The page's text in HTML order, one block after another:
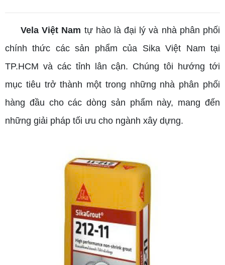
Vela Việt Nam tự hào là đại lý và nhà phân phối
chính thức các sản phẩm của Sika Việt Nam tại
TP.HCM và các tỉnh lân cận. Chúng tôi hướng tới
mục tiêu trở thành một trong những nhà phân phối
hàng đầu cho các dòng sản phẩm này, mang đến
những giải pháp tối ưu cho ngành xây dựng.